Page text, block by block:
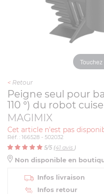
< Retour
Peigne seul pour
110 °) du robot
MAGIMIX
Cet article n'est pas
Réf. : 166528 - 502032
5/5 (41 avis )
Non disponible en
Infos livraison
Infos retour